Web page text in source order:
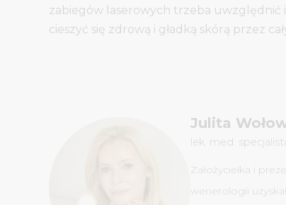
zabiegów laserowych trzeba uwzględnić
cieszyć się zdrową i gładką skórą przez
Julita
lek. med.
Założycielka i
wenerologii